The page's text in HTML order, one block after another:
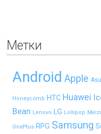
Метки
Android Apple
Honeycomb HTC Huawei
Bean Lenovo LG Lollipop
OnePlus RPG Samsung